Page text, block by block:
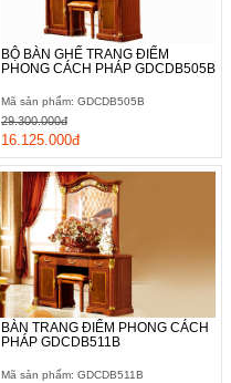
BỘ BÀN GHẾ TRANG ĐIỂM
PHONG CÁCH PHÁP GDCDB505B
Mã sản phẩm: GDCDB505B
16.125.000đ
29.300.000đ
BÀN TRANG ĐIỂM PHONG CÁCH
PHÁP GDCDB511B
Mã sản phẩm: GDCDB511B